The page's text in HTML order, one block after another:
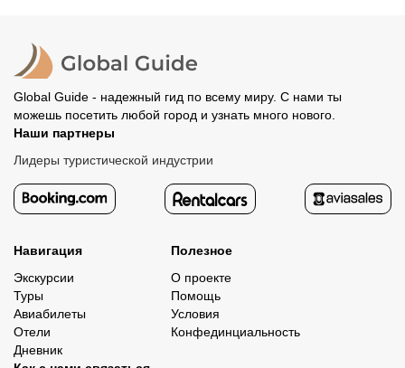
организатору напрямую не требуется.
Global Guide - надежный гид по всему миру. С нами ты
можешь посетить любой город и узнать много нового.
Наши партнеры
Лидеры туристической индустрии
Навигация
Экскурсии
Туры
Авиабилеты
Отели
Дневник
Полезное
О проекте
Помощь
Условия
Конфединциальность